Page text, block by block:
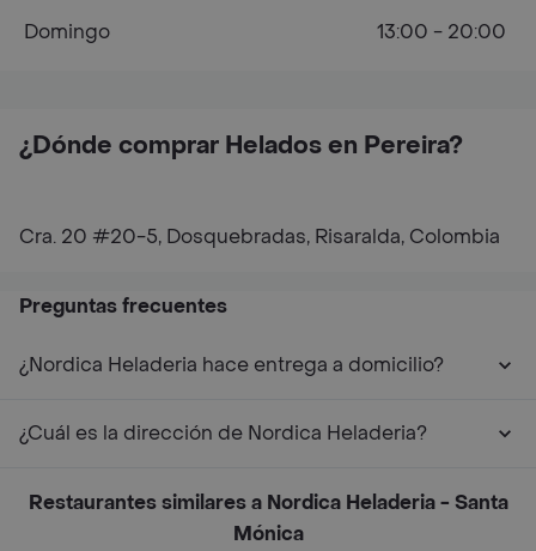
¿Dónde comprar Helados en Pereira?
Cra. 20 #20-5, Dosquebradas, Risaralda, Colombia
Domingo
13:00 - 20:00
Preguntas frecuentes
¿Nordica Heladeria hace entrega a domicilio?
¿Cuál es la dirección de Nordica Heladeria?
Restaurantes similares a Nordica Heladeria - Santa
Mónica